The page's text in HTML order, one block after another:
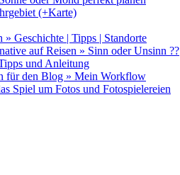
(+Karte)
Geschichte | Tipps | Standorte
auf Reisen » Sinn oder Unsinn ??
und Anleitung
für den Blog » Mein Workflow
Spiel um Fotos und Fotospielereien